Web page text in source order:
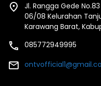
Jl. Rangga Gede
06/08 Kelurahan
Karawang Barat,
085772949995